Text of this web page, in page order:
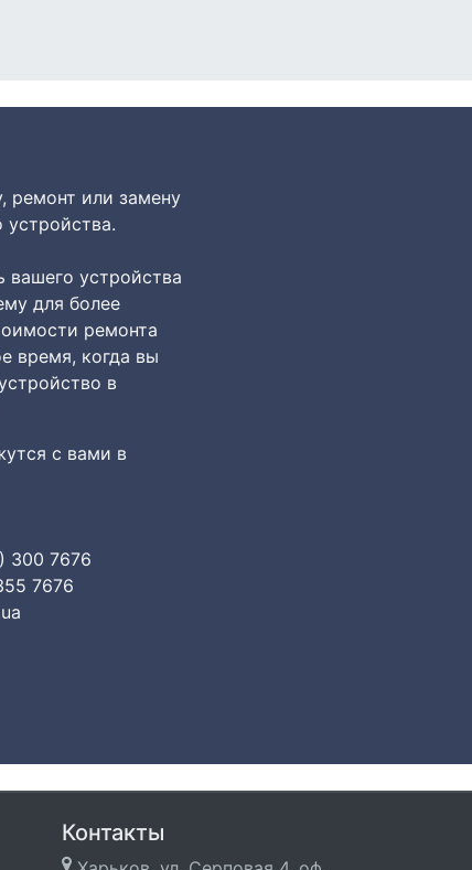
ремонт или замену
устройства
для более
ремонта
время, когда вы
в
с вами в
300 7676
7676
Контакты